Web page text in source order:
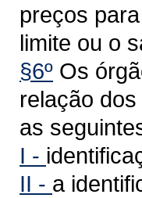
preços
limite ou o
§6º Os
relação
as
I -
II - a